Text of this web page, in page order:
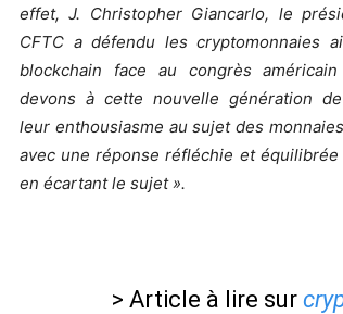
effet, J. Christopher Giancarlo, le
CFTC a défendu les cryptomonnaies
blockchain face au congrès
devons à cette nouvelle génération
leur enthousiasme au sujet des
avec une réponse réfléchie et équilibrée
en écartant le sujet ».
> Article à lire sur